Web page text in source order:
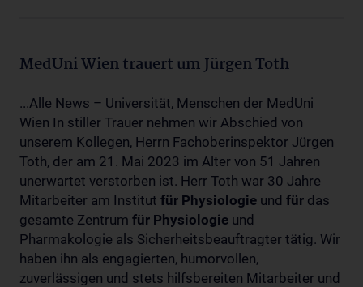
MedUni Wien trauert um Jürgen Toth
...Alle News – Universität, Menschen der MedUni
Wien In stiller Trauer nehmen wir Abschied von
unserem Kollegen, Herrn Fachoberinspektor Jürgen
Toth, der am 21. Mai 2023 im Alter von 51 Jahren
unerwartet verstorben ist. Herr Toth war 30 Jahre
Mitarbeiter am Institut für Physiologie und für das
gesamte Zentrum für Physiologie und
Pharmakologie als Sicherheitsbeauftragter tätig. Wir
haben ihn als engagierten, humorvollen,
zuverlässigen und stets hilfsbereiten Mitarbeiter und